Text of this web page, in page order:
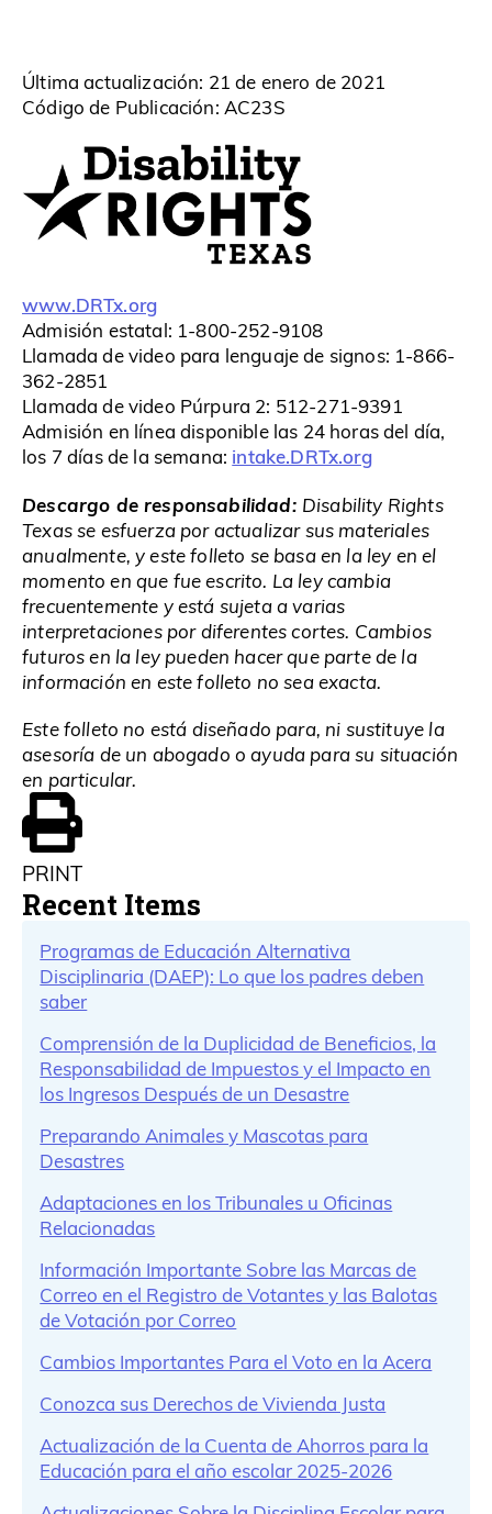
Última actualización: 21 de enero de 2021
Código de Publicación: AC23S
www.DRTx.org
Admisión estatal: 1-800-252-9108
Llamada de video para lenguaje de signos: 1-866-
362-2851
Llamada de video Púrpura 2: 512-271-9391
Admisión en línea disponible las 24 horas del día,
los 7 días de la semana: intake.DRTx.org
Descargo de responsabilidad: Disability Rights
Texas se esfuerza por actualizar sus materiales
anualmente, y este folleto se basa en la ley en el
momento en que fue escrito. La ley cambia
frecuentemente y está sujeta a varias
interpretaciones por diferentes cortes. Cambios
futuros en la ley pueden hacer que parte de la
información en este folleto no sea exacta.
Este folleto no está diseñado para, ni sustituye la
asesoría de un abogado o ayuda para su situación
en particular.
PRINT
Recent Items
Programas de Educación Alternativa
Disciplinaria (DAEP): Lo que los padres deben
saber
Comprensión de la Duplicidad de Beneficios, la
Responsabilidad de Impuestos y el Impacto en
los Ingresos Después de un Desastre
Preparando Animales y Mascotas para
Desastres
Adaptaciones en los Tribunales u Oficinas
Relacionadas
Información Importante Sobre las Marcas de
Correo en el Registro de Votantes y las Balotas
de Votación por Correo
Cambios Importantes Para el Voto en la Acera
Conozca sus Derechos de Vivienda Justa
Actualización de la Cuenta de Ahorros para la
Educación para el año escolar 2025-2026